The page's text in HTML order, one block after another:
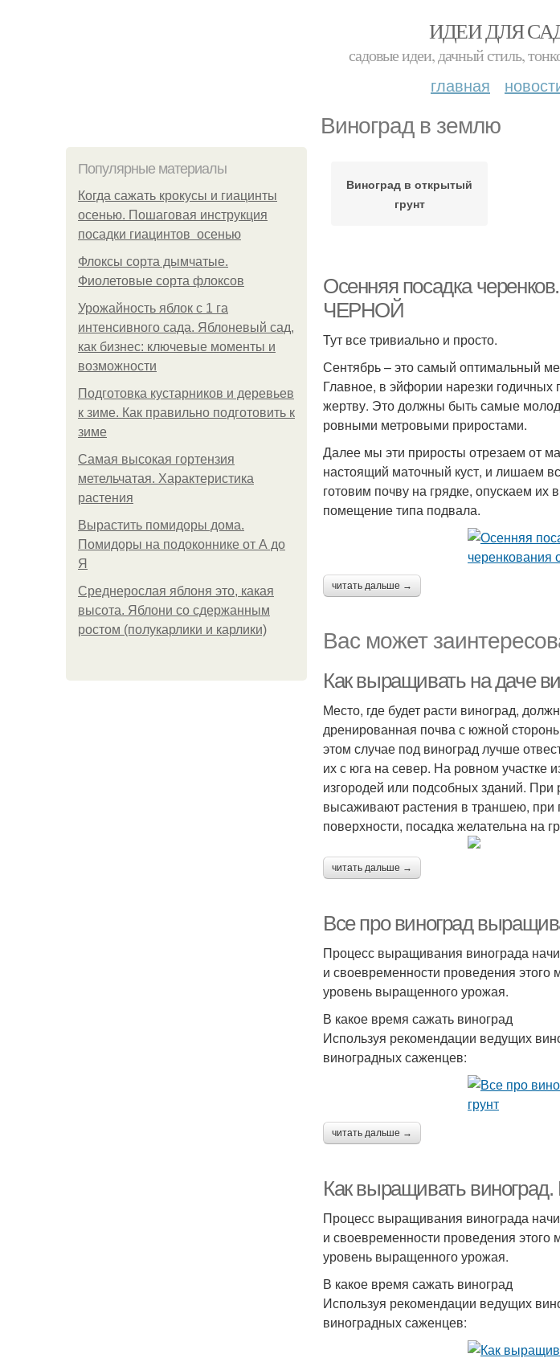
ИДЕИ ДЛЯ
садовые идеи, дачный стиль,
главная
Виноград в землю
Популярные материалы
Когда сажать крокусы и гиацинты
осенью. Пошаговая инструкция
посадки гиацинтов осенью
Флоксы сорта дымчатые.
Фиолетовые сорта флоксов
Урожайность яблок с 1 га
интенсивного сада. Яблоневый сад,
как бизнес: ключевые моменты и
возможности
Подготовка кустарников и деревьев
к зиме. Как правильно подготовить к
зиме
Самая высокая гортензия
метельчатая. Характеристика
растения
Вырастить помидоры дома.
Помидоры на подоконнике от А до
Я
Среднерослая яблоня это, какая
высота. Яблони со сдержанным
ростом (полукарлики и карлики)
Виноград в открытый
грунт
Осенняя посадка
ЧЕРНОЙ
Тут все тривиально и просто.
Сентябрь – это самый оптимальный
Главное, в эйфории нарезки годичных
жертву. Это должны быть самые
ровными метровыми приростами.
Далее мы эти приросты отрезаем от
настоящий маточный куст, и лишаем
готовим почву на грядке, опускаем
помещение типа подвала.
читать дальше →
Вас может
Как выращивать на даче
Место, где будет расти виноград,
дренированная почва с южной
этом случае под виноград лучше
их с юга на север. На ровном участке
изгородей или подсобных зданий.
высаживают растения в траншею, при
поверхности, посадка желательна на
читать дальше →
Все про виноград
Процесс выращивания винограда
и своевременности проведения этого
уровень выращенного урожая.
В какое время сажать виноград
Используя рекомендации ведущих
виноградных саженцев:
читать дальше →
Как выращивать виноград.
Процесс выращивания винограда
и своевременности проведения этого
уровень выращенного урожая.
В какое время сажать виноград
Используя рекомендации ведущих
виноградных саженцев: